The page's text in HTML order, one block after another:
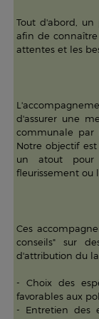
Tout d'abord, un
afin de
attentes et les
d'assurer une
communale par
Notre objectif
un atout
fleurissement ou
Ces
conseils" sur
d'attribution du
- Choix des
favorables aux
- Entretien des